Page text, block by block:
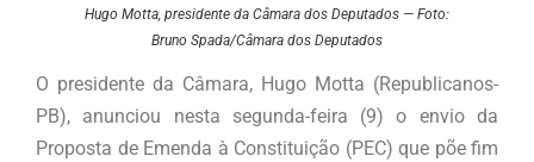
Hugo Motta, presidente da Câmara dos Deputados — Foto:
Bruno Spada/Câmara dos Deputados
O presidente da Câmara, Hugo Motta (Republicanos-
PB), anunciou nesta segunda-feira (9) o envio da
Proposta de Emenda à Constituição (PEC) que põe fim